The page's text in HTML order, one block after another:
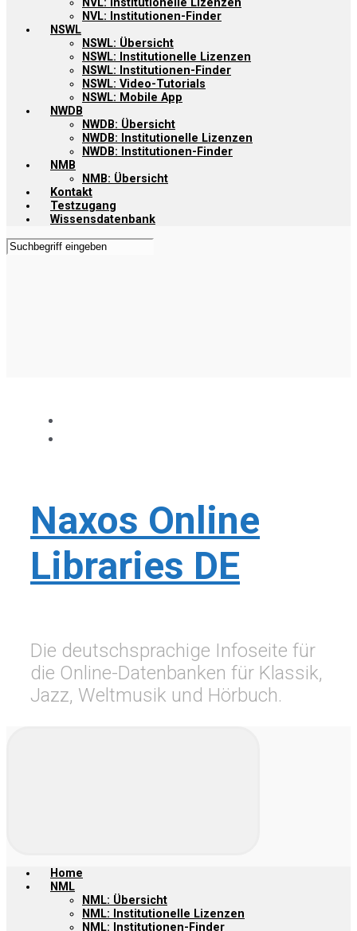
NVL: Institutionelle Lizenzen
NVL: Institutionen-Finder
NSWL
NSWL: Übersicht
NSWL: Institutionelle Lizenzen
NSWL: Institutionen-Finder
NSWL: Video-Tutorials
NSWL: Mobile App
NWDB
NWDB: Übersicht
NWDB: Institutionelle Lizenzen
NWDB: Institutionen-Finder
NMB
NMB: Übersicht
Kontakt
Testzugang
Wissensdatenbank
Naxos Online
Libraries DE
Die deutschsprachige Infoseite für
die Online-Datenbanken für Klassik,
Jazz, Weltmusik und Hörbuch.
Home
NML
NML: Übersicht
NML: Institutionelle Lizenzen
NML: Institutionen-Finder